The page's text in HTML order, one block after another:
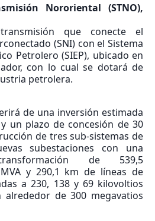
Nororiental (STNO),
que conecte el
(SNI) con el Sistema
Petrolero (SIEP), ubicado en
con lo cual se dotará de
petrolera.
de una inversión estimada
un plazo de concesión de 30
de tres sub-sistemas de
subestaciones con una
de 539,5
y 290,1 km de líneas de
a 230, 138 y 69 kilovoltios
alrededor de 300 megavatios